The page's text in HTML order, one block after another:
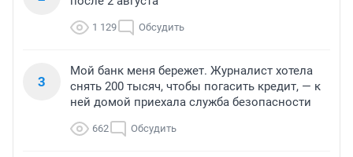
1 129 Обсудить
3
Мой банк меня бережет. Журналист хотела
снять 200 тысяч, чтобы погасить кредит, — к
ней домой приехала служба безопасности
662 Обсудить